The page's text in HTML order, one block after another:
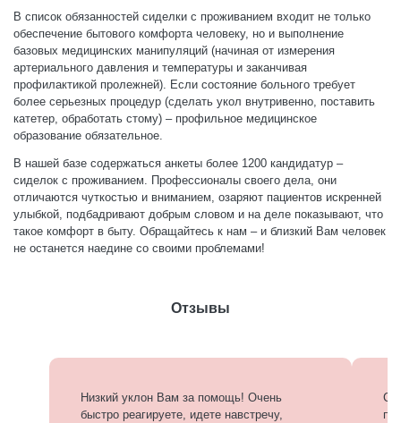
В список обязанностей сиделки с проживанием входит не только
обеспечение бытового комфорта человеку, но и выполнение
базовых медицинских манипуляций (начиная от измерения
артериального давления и температуры и заканчивая
профилактикой пролежней). Если состояние больного требует
более серьезных процедур (сделать укол внутривенно, поставить
катетер, обработать стому) – профильное медицинское
образование обязательное.
В нашей базе содержаться анкеты более 1200 кандидатур –
сиделок с проживанием. Профессионалы своего дела, они
отличаются чуткостью и вниманием, озаряют пациентов искренней
улыбкой, подбадривают добрым словом и на деле показывают, что
такое комфорт в быту. Обращайтесь к нам – и близкий Вам человек
не останется наедине со своими проблемами!
Отзывы
Низкий уклон Вам за помощь! Очень
быстро реагируете, идете навстречу,